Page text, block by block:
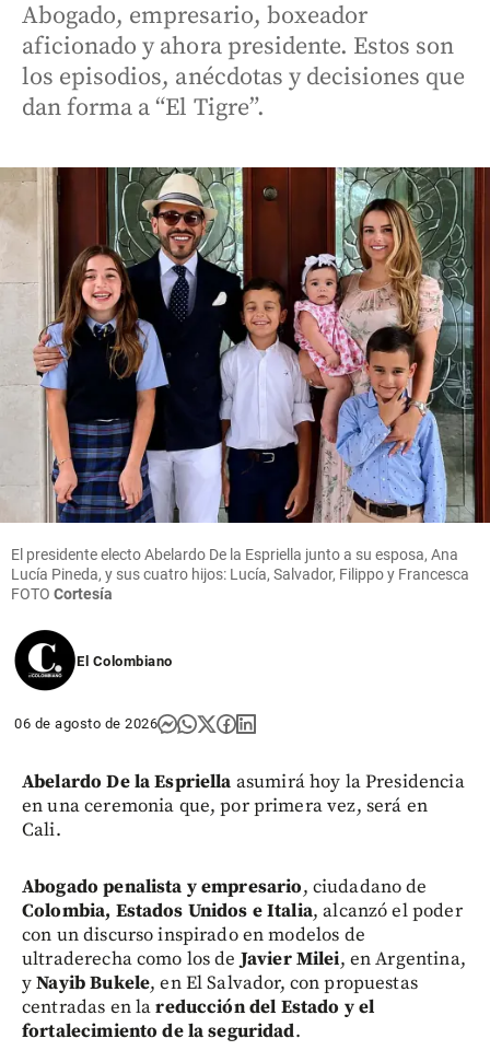
Abogado, empresario, boxeador
aficionado y ahora presidente. Estos son
los episodios, anécdotas y decisiones que
dan forma a “El Tigre”.
El presidente electo Abelardo De la Espriella junto a su esposa, Ana
Lucía Pineda, y sus cuatro hijos: Lucía, Salvador, Filippo y Francesca
FOTO Cortesía
El Colombiano
06 de agosto de 2026
Abelardo De la Espriella asumirá hoy la Presidencia
en una ceremonia que, por primera vez, será en
Cali.
Abogado penalista y empresario, ciudadano de
Colombia, Estados Unidos e Italia, alcanzó el poder
con un discurso inspirado en modelos de
ultraderecha como los deJavier Milei, en Argentina,
yNayib Bukele, en El Salvador, con propuestas
centradas en lareducción del Estado y el
fortalecimiento de la seguridad.